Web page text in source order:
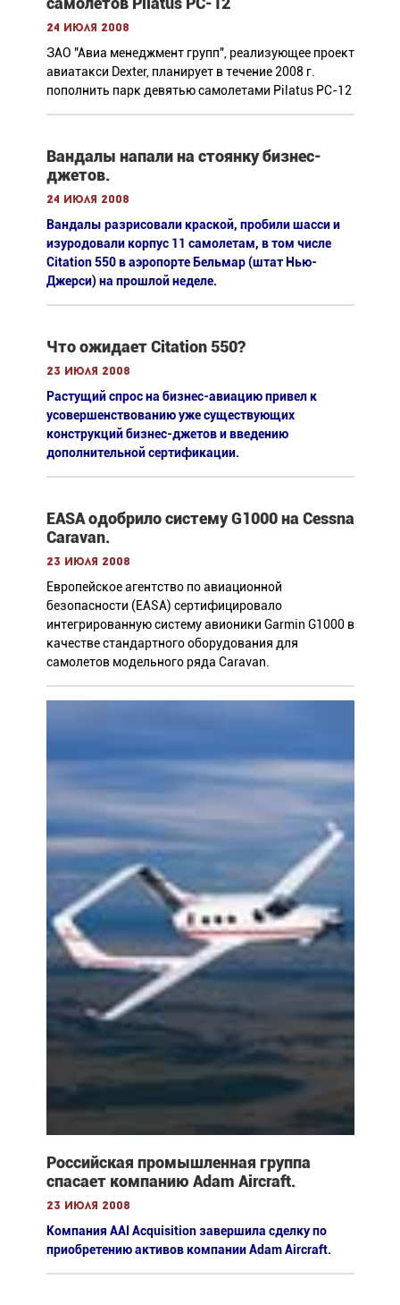
24 июля 2008
ЗАО "Авиа менеджмент групп", реализующее проект
авиатакси Dexter, планирует в течение 2008 г.
пополнить парк девятью самолетами Pilatus PC-12
Вандалы напали на стоянку бизнес-
джетов.
24 июля 2008
Вандалы разрисовали краской, пробили шасси и
изуродовали корпус 11 самолетам, в том числе
Citation 550 в аэропорте Бельмар (штат Нью-
Джерси) на прошлой неделе.
Что ожидает Citation 550?
23 июля 2008
Растущий спрос на бизнес-авиацию привел к
усовершенствованию уже существующих
конструкций бизнес-джетов и введению
дополнительной сертификации.
EASA одобрило систему G1000 на Cessna
Caravan.
23 июля 2008
Европейское агентство по авиационной
безопасности (EASA) сертифицировало
интегрированную систему авионики Garmin G1000 в
качестве стандартного оборудования для
самолетов модельного ряда Caravan.
Российская промышленная группа
спасает компанию Adam Aircraft.
23 июля 2008
Компания AAI Acquisition завершила сделку по
приобретению активов компании Adam Aircraft.